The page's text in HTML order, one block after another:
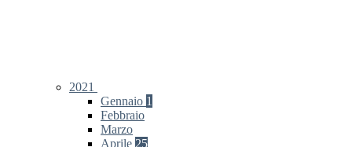
2021
Gennaio 1
Febbraio
Marzo
Aprile 25